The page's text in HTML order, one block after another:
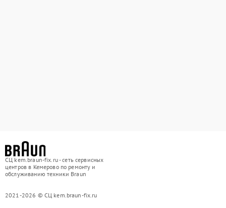
СЦ kem.braun-fix.ru - сеть сервисных
центров в Кемерово по ремонту и
обслуживанию техники Braun
2021-2026 © СЦ kem.braun-fix.ru